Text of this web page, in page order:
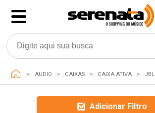
AUDIO CAIXAS CAIXA ATIVA JBL
Adicionar Filtro